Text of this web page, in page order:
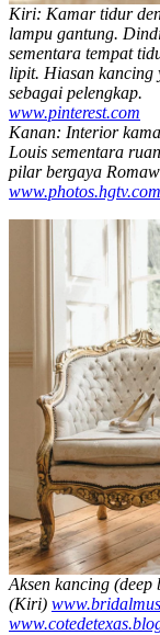
Kiri: Kamar tidur
lampu gantung.
sementara tempat
lipit. Hiasan kancing
sebagai pelengkap.
www.pinterest.com
Kanan: Interior
Louis sementara
pilar bergaya
www.photos.hgtv.com
Aksen kancing
(Kiri)